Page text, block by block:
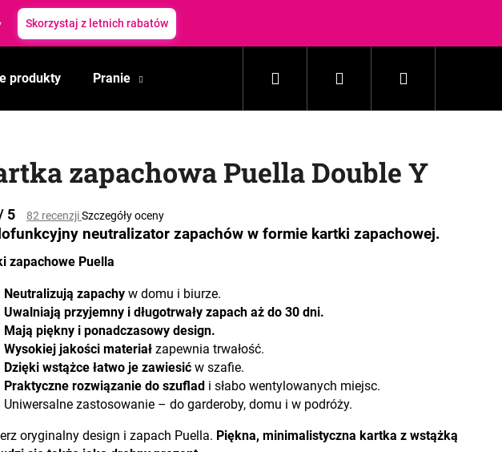
Skorzystaj z letnich rabatów
produkty Pranie Gospodarstwo domowe Kosmetyki
Szukaj Zaloguj Koszyk
zapachowa Puella Double Y
5 82 recenzjiSzczegóły oceny
neutralizator zapachów w formie kartki zapachowej.
zapachowe Puella
Neutralizują zapachy w domu i biurze.
Uwalniają przyjemny i długotrwały zapach aż do 30 dni.
Mają piękny i ponadczasowy design.
Wysokiej jakości materiał zapewnia trwałość.
Dzięki wstążce łatwo je zawiesić w szafie.
Praktyczne rozwiązanie do szuflad i słabo wentylowanych miejsc.
Uniwersalne zastosowanie – do garderoby, domu i w podróży.
oryginalny design i zapach Puella. Piękna, minimalistyczna kartka z wstążką